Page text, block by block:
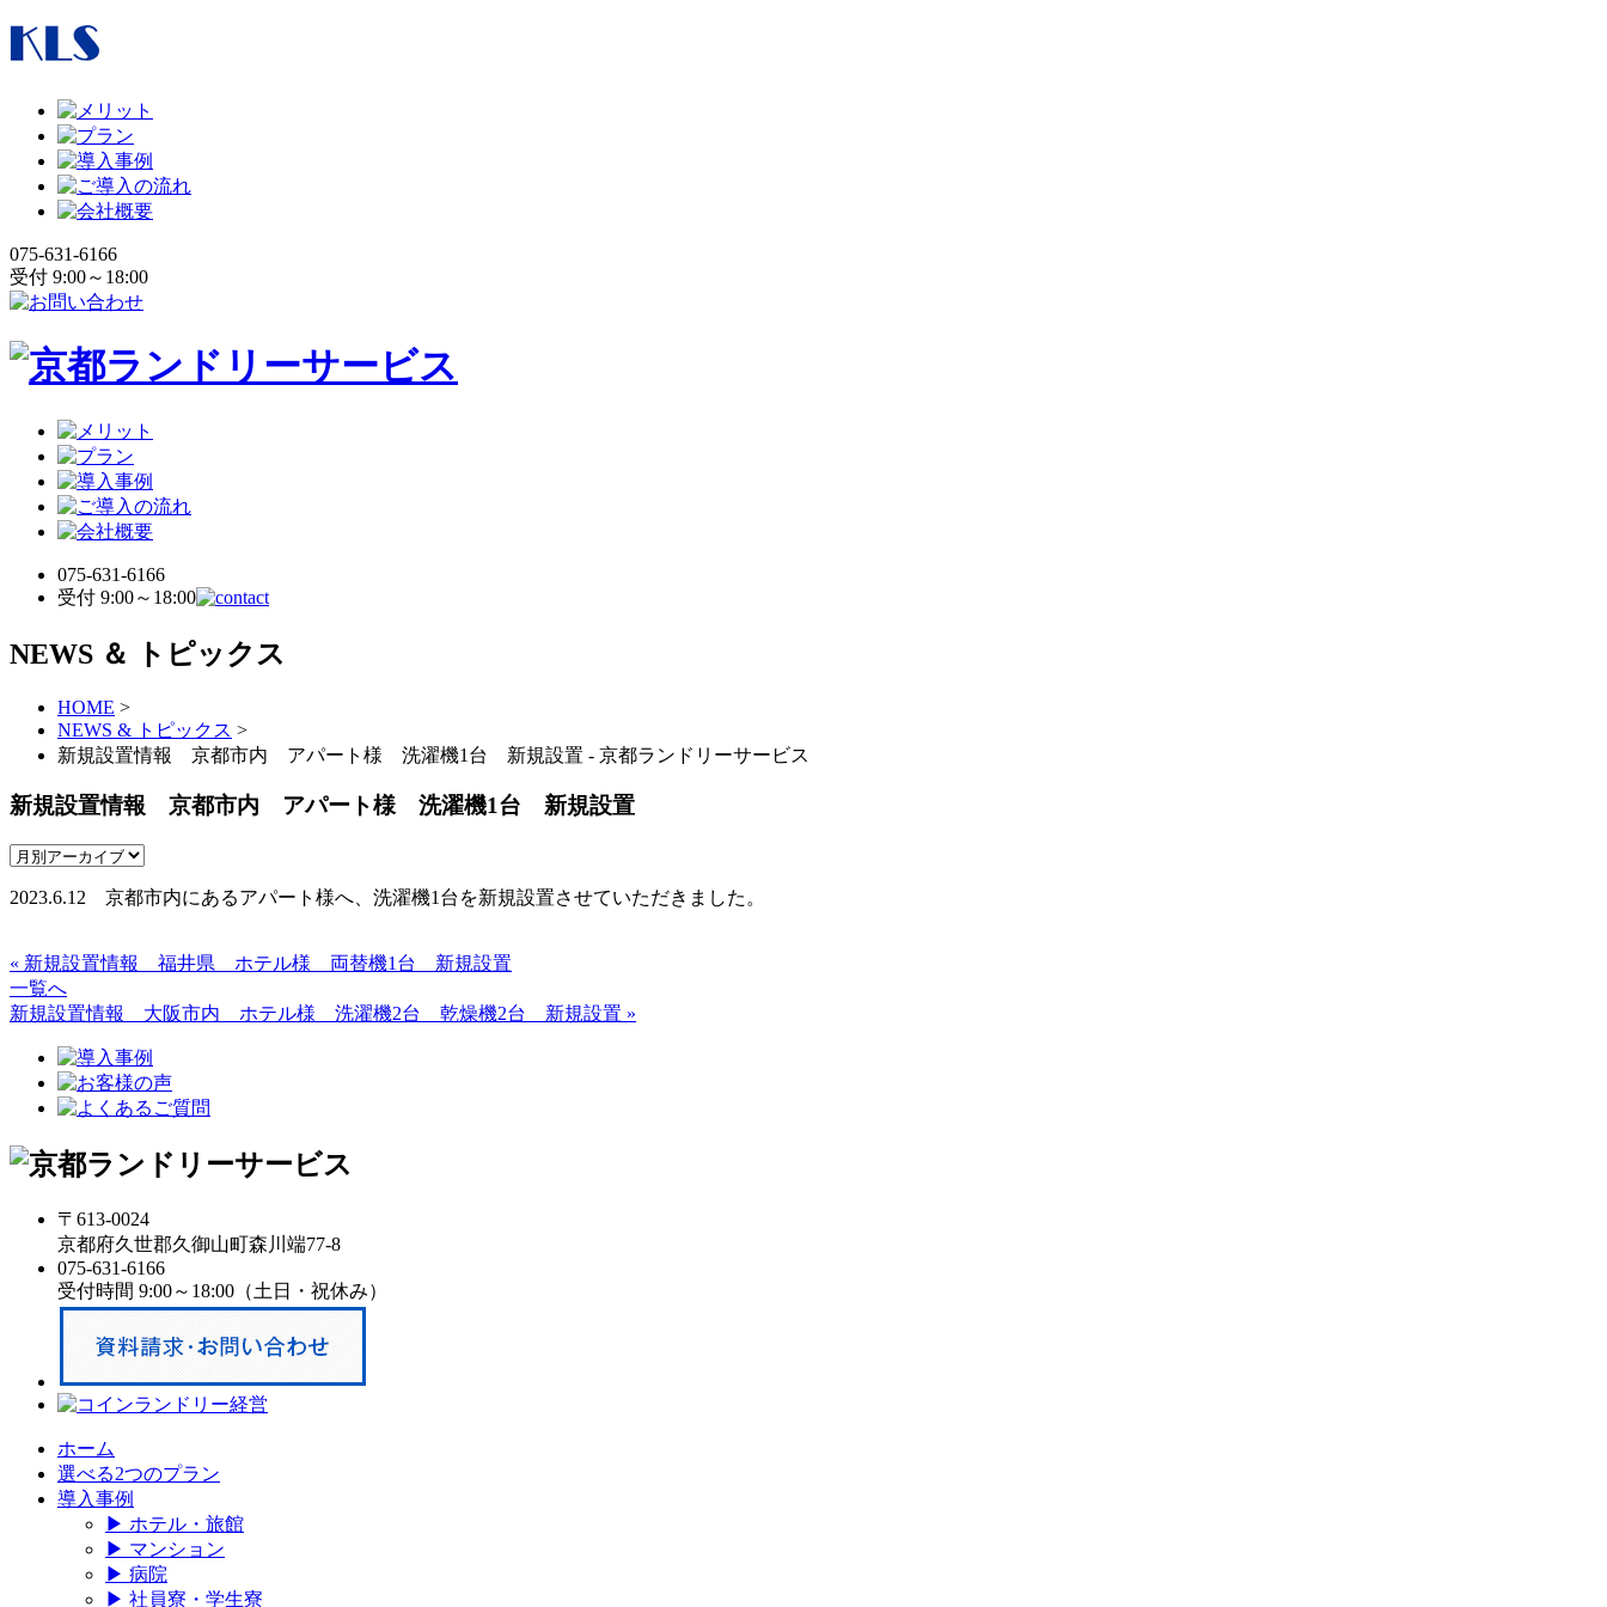
075-631-6166
受付 9:00～18:00
075-631-6166
受付 9:00～18:00
NEWS ＆ トピックス
HOME >
NEWS & トピックス >
新規設置情報 京都市内 アパート様 洗濯機1台 新規設置 - 京都ランドリーサービス
新規設置情報 京都市内 アパート様 洗濯機1台 新規設置
2023.6.12 京都市内にあるアパート様へ、洗濯機1台を新規設置させていただきました。
« 新規設置情報 福井県 ホテル様 両替機1台 新規設置
一覧へ
新規設置情報 大阪市内 ホテル様 洗濯機2台 乾燥機2台 新規設置 »
〒613-0024
京都府久世郡久御山町森川端77-8
075-631-6166
受付時間 9:00～18:00（土日・祝休み）
ホーム
選べる2つのプラン
導入事例
▶ ホテル・旅館
▶ マンション
▶ 病院
▶ 社員寮・学生寮